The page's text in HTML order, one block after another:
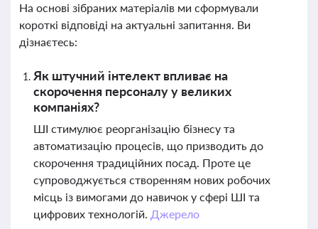
На основі зібраних матеріалів ми сформували
короткі відповіді на актуальні запитання. Ви
дізнаєтесь:
Як штучний інтелект впливає на
скорочення персоналу у великих
компаніях?
ШІ стимулює реорганізацію бізнесу та
автоматизацію процесів, що призводить до
скорочення традиційних посад. Проте це
супроводжується створенням нових робочих
місць із вимогами до навичок у сфері ШІ та
цифрових технологій. Джерело